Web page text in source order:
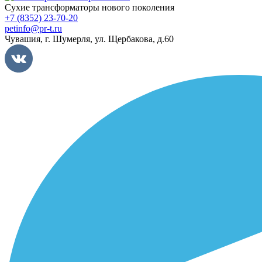
Сухие трансформаторы нового поколения
+7 (8352) 23-70-20
petinfo@pr-t.ru
Чувашия, г. Шумерля, ул. Щербакова, д.60